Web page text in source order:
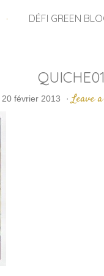
DÉFI GREEN
QUICHE01
20 février 2013 · Leave